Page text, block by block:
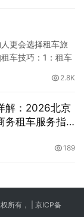
更会选择租车旅
车技巧：1：租车
不时之需;如果您是
前2&…
2.8K
解：2026北京
务租车服务指
189
所有， | 京ICP备